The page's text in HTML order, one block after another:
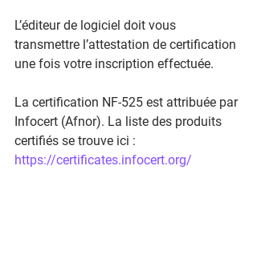
L’éditeur de logiciel doit vous
transmettre l’attestation de certification
une fois votre inscription effectuée.
La certification NF-525 est attribuée par
Infocert (Afnor). La liste des produits
certifiés se trouve ici :
https://certificates.infocert.org/